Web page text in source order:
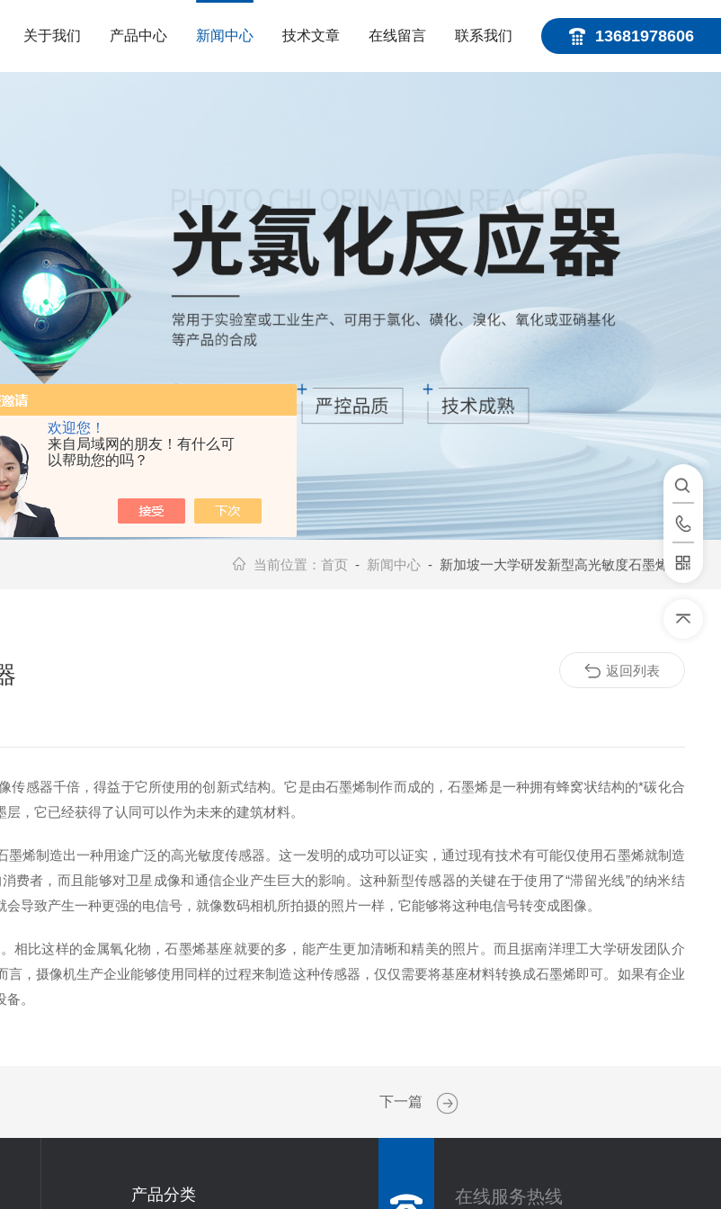
欢迎您！
来自局域网的朋友！有什么可
以帮助您的吗？
13681978606
关于我们 产品中心 新闻中心 技术文章 在线留言 联系我们
当前位置：首页 - 新闻中心 - 新加坡一大学研发新型高光敏度石墨烯传感器
感器千倍，得益于它所使用的创新式结构。它是由石墨烯制作而成的，石墨烯是一种拥有蜂窝状结构的*碳化合
，它已经获得了认同可以作为未来的建筑材料。
制造出一种用途广泛的高光敏度传感器。这一发明的成功可以证实，通过现有技术有可能仅使用石墨烯就制造
费者，而且能够对卫星成像和通信企业产生巨大的影响。这种新型传感器的关键在于使用了“滞留光线”的纳米结
导致产生一种更强的电信号，就像数码相机所拍摄的照片一样，它能够将这种电信号转变成图像。
比这样的金属氧化物，石墨烯基座就要的多，能产生更加清晰和精美的照片。而且据南洋理工大学研发团队介
，摄像机生产企业能够使用同样的过程来制造这种传感器，仅仅需要将基座材料转换成石墨烯即可。如果有企业
。
返回列表
下一篇
产品分类 在线服务热线